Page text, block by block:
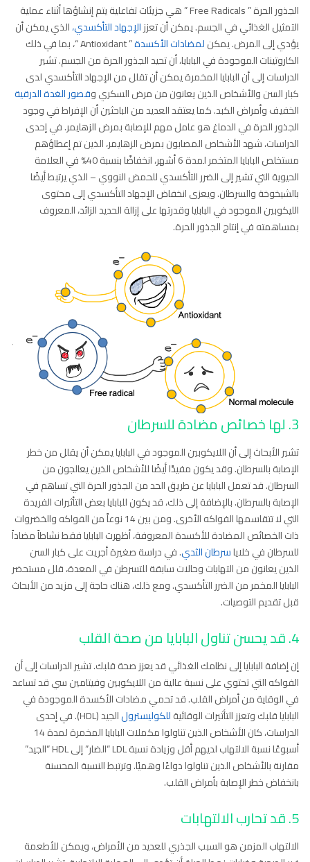
الجذور الحرة ” Free Radicals ” هي جزيئات تفاعلية يتم إنشاؤها أثناء عملية
التمثيل الغذائي في الجسم. يمكن أن تعززالإجهاد التأكسدي،الذي يمكن أن
يؤدي إلى المرض. يمكنلمضادات الأكسدة
” Antioxidant “، بما في ذلك
الكاروتينات الموجودة في البابايا، أن تحيد الجذور الحرة من الجسم. تشير
الدراسات إلى أن البابايا المخمرة يمكن أن تقلل من الإجهاد التأكسدي لدى
كبار السن والأشخاص الذين يعانون من مرض السكري وقصور الغدة الدرقية
الخفيف وأمراض الكبد. كما يعتقد العديد من الباحثين أن الإفراط في وجود
الجذور الحرة في الدماغ هو عامل مهم للإصابة بمرض الزهايمر. في إحدى
الدراسات، شهد الأشخاص المصابون بمرض الزهايمر، الذين تم إعطاؤهم
مستخلص البابايا المتخمر لمدة 6 أشهر، انخفاضًا بنسبة 40% في العلامة
الحيوية التي تشير إلى الضرر التأكسدي للحمض النووي – الذي يرتبط أيضًا
بالشيخوخة والسرطان. ويعزى انخفاض الإجهاد التأكسدي إلى محتوى
الليكوبين الموجود في البابايا وقدرتها على إزالة الحديد الزائد، المعروف
بمساهمته في إنتاج الجذور الحرة.
3. لها خصائص مضادة للسرطان
تشير الأبحاث إلى أن اللايكوبين الموجود في البابايا يمكن أن يقلل من خطر
الإصابة بالسرطان. وقد يكون مفيدًا أيضًا للأشخاص الذين يعالجون من
السرطان. قد تعمل البابايا عن طريق الحد من الجذور الحرة التي تساهم في
الإصابة بالسرطان. بالإضافة إلى ذلك، قد يكون للبابايا بعض التأثيرات الفريدة
التي لا تتقاسمها الفواكه الأخرى. ومن بين 14 نوعاً من الفواكه والخضروات
ذات الخصائص المضادة للأكسدة المعروفة، أظهرت البابايا فقط نشاطاً مضاداً
للسرطان في خلاياسرطان الثدي. في دراسة صغيرة أجريت على كبار السن
الذين يعانون من التهابات وحالات سابقة للتسرطن في المعدة، قلل مستحضر
البابايا المخمر من الضرر التأكسدي. ومع ذلك، هناك حاجة إلى مزيد من الأبحاث
قبل تقديم التوصيات.
4. قد يحسن تناول البابايا من صحة القلب
إن إضافة البابايا إلى نظامك الغذائي قد يعزز صحة قلبك. تشير الدراسات إلى أن
الفواكه التي تحتوي على نسبة عالية من اللايكوبين وفيتامين سي قد تساعد
في الوقاية من أمراض القلب. قد تحمي مضادات الأكسدة الموجودة في
البابايا قلبك وتعزز التأثيرات الوقائيةللكوليسترول
الجيد (HDL). في إحدى
الدراسات، كان الأشخاص الذين تناولوا مكملات البابايا المخمرة لمدة 14
أسبوعًا نسبة الالتهاب لديهم أقل وزيادة نسبة LDL “الضار” إلى HDL “الجيد”
مقارنة بالأشخاص الذين تناولوا دواءًا وهميًا. وترتبط النسبة المحسنة
بانخفاض خطر الإصابة بأمراض القلب.
5. قد تحارب الالتهابات
الالتهاب المزمن هو السبب الجذري للعديد من الأمراض، ويمكن للأطعمة